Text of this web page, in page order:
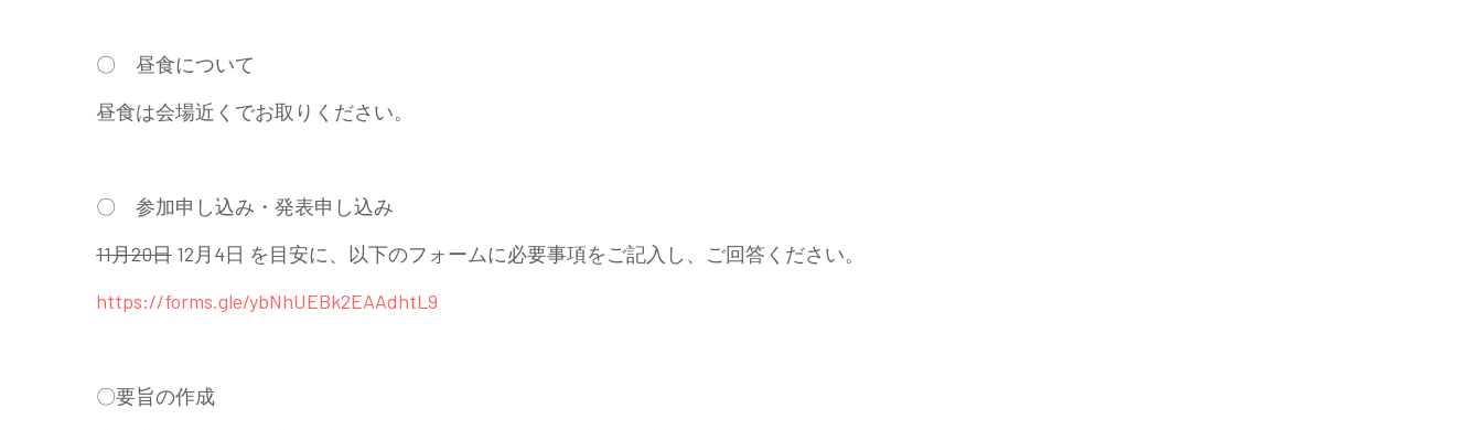
〇 昼食について
昼食は会場近くでお取りください。
〇 参加申し込み・発表申し込み
11月20日 12月4日 を目安に、以下のフォームに必要事項をご記入し、ご回答ください。
https://forms.gle/ybNhUEBk2EAAdhtL9
〇要旨の作成